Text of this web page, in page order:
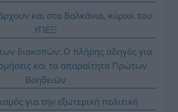
και στα Βαλκάνια, κύριοι του
ΥΠΕΞ!
διακοπών: Ο πλήρης οδηγός για
και τα απαραίτητα Πρώτων
Βοηθειών
για την εξωτερική πολιτική